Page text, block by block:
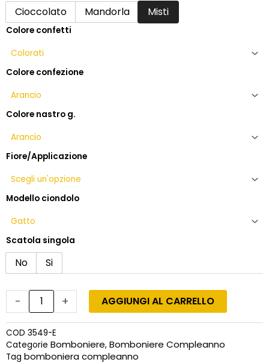
Cioccolato Mandorla Misti
Colore confetti
Colore confezione
Colore nastro g.
Fiore/Applicazione
Modello ciondolo
Scatola singola
No Si
-
compleanno
ragazzo
con
confetti
+ AGGIUNGI AL CARRELLO
COD 3549-E
Categorie Bomboniere, Bomboniere Compleanno
Tag bomboniera compleanno